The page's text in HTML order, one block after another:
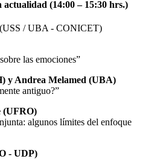
actualidad (14:00 – 15:30 hrs.)
/ UBA - CONICET)
las emociones”
y Andrea Melamed (UBA)
antiguo?”
(UFRO)
algunos límites del enfoque
- UDP)